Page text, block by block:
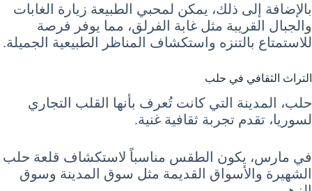
بالإضافة إلى ذلك، يمكن لمحبي الطبيعة زيارة الغابات
والجبال القريبة مثل غابة الفرلق، مما يوفر فرصة
للاستمتاع بالتنزه واستكشاف المناظر الطبيعية الجميلة.
التراث الثقافي في حلب
حلب، المدينة التي كانت تُعرف بأنها القلب التجاري
لسوريا، تقدم تجربة ثقافية غنية.
في مارس، يكون الطقس مناسباً لاستكشاف قلعة حلب
الشهيرة والأسواق القديمة مثل سوق المدينة وسوق